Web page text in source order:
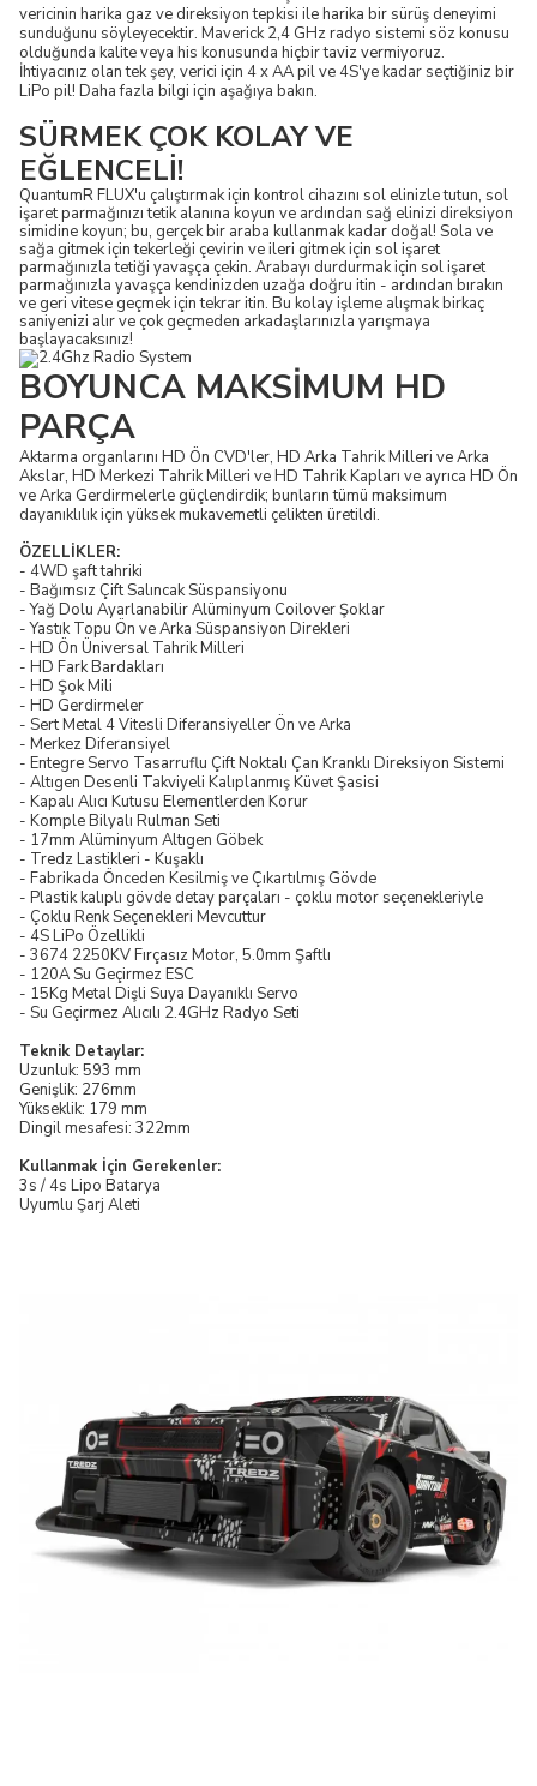
vericinin harika gaz ve direksiyon tepkisi ile harika bir sürüş deneyimi
sunduğunu söyleyecektir. Maverick 2,4 GHz radyo sistemi söz konusu
olduğunda kalite veya his konusunda hiçbir taviz vermiyoruz.
İhtiyacınız olan tek şey, verici için 4 x AA pil ve 4S'ye kadar seçtiğiniz bir
LiPo pil! Daha fazla bilgi için aşağıya bakın.
SÜRMEK ÇOK KOLAY VE
EĞLENCELİ!
QuantumR FLUX'u çalıştırmak için kontrol cihazını sol elinizle tutun, sol
işaret parmağınızı tetik alanına koyun ve ardından sağ elinizi direksiyon
simidine koyun; bu, gerçek bir araba kullanmak kadar doğal! Sola ve
sağa gitmek için tekerleği çevirin ve ileri gitmek için sol işaret
parmağınızla tetiği yavaşça çekin. Arabayı durdurmak için sol işaret
parmağınızla yavaşça kendinizden uzağa doğru itin - ardından bırakın
ve geri vitese geçmek için tekrar itin. Bu kolay işleme alışmak birkaç
saniyenizi alır ve çok geçmeden arkadaşlarınızla yarışmaya
başlayacaksınız!
BOYUNCA MAKSİMUM HD
PARÇA
Aktarma organlarını HD Ön CVD'ler, HD Arka Tahrik Milleri ve Arka
Akslar, HD Merkezi Tahrik Milleri ve HD Tahrik Kapları ve ayrıca HD Ön
ve Arka Gerdirmelerle güçlendirdik; bunların tümü maksimum
dayanıklılık için yüksek mukavemetli çelikten üretildi.
ÖZELLİKLER:
- 4WD şaft tahriki
- Bağımsız Çift Salıncak Süspansiyonu
- Yağ Dolu Ayarlanabilir Alüminyum Coilover Şoklar
- Yastık Topu Ön ve Arka Süspansiyon Direkleri
- HD Ön Üniversal Tahrik Milleri
- HD Fark Bardakları
- HD Şok Mili
- HD Gerdirmeler
- Sert Metal 4 Vitesli Diferansiyeller Ön ve Arka
- Merkez Diferansiyel
- Entegre Servo Tasarruflu Çift Noktalı Çan Kranklı Direksiyon Sistemi
- Altıgen Desenli Takviyeli Kalıplanmış Küvet Şasisi
- Kapalı Alıcı Kutusu Elementlerden Korur
- Komple Bilyalı Rulman Seti
- 17mm Alüminyum Altıgen Göbek
- Tredz Lastikleri - Kuşaklı
- Fabrikada Önceden Kesilmiş ve Çıkartılmış Gövde
- Plastik kalıplı gövde detay parçaları - çoklu motor seçenekleriyle
- Çoklu Renk Seçenekleri Mevcuttur
- 4S LiPo Özellikli
- 3674 2250KV Fırçasız Motor, 5.0mm Şaftlı
- 120A Su Geçirmez ESC
- 15Kg Metal Dişli Suya Dayanıklı Servo
- Su Geçirmez Alıcılı 2.4GHz Radyo Seti
Teknik Detaylar:
Uzunluk: 593 mm
Genişlik: 276mm
Yükseklik: 179 mm
Dingil mesafesi: 322mm
Kullanmak İçin Gerekenler:
3s / 4s Lipo Batarya
Uyumlu Şarj Aleti